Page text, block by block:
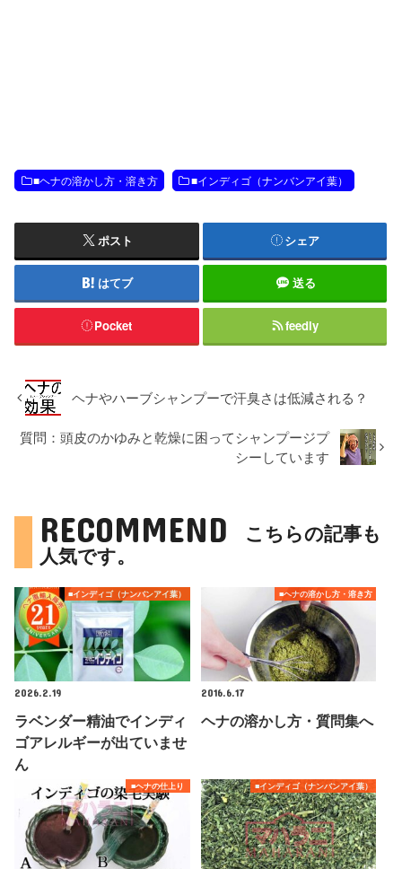
■ヘナの溶かし方・溶き方 ■インディゴ（ナンバンアイ葉）
ポスト シェア
はてブ 送る
Pocket feedly
ヘナやハーブシャンプーで汗臭さは低減される？
質問：頭皮のかゆみと乾燥に困ってシャンプージプ
シーしています
RECOMMEND
こちらの記事も
人気です。
■インディゴ（ナンバンアイ葉）
2026.2.19
ラベンダー精油でインディ
ゴアレルギーが出ていませ
ん
■ヘナの溶かし方・溶き方
2016.6.17
ヘナの溶かし方・質問集へ
■ヘナの仕上り ■インディゴ（ナンバンアイ葉）